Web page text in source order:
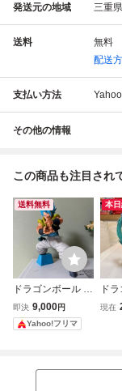
発送元の地域 三重県
送料
無料
配送
支払い方法
その他の情報
この商品も注目され
送料無料
ドラゴンボール S
MSP A賞 ゴジータ
フィギュア BWFC
即決 9,000円
Yahoo!フリマ
本
ド
ジー
現在